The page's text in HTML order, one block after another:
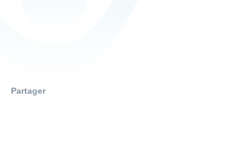
Partager